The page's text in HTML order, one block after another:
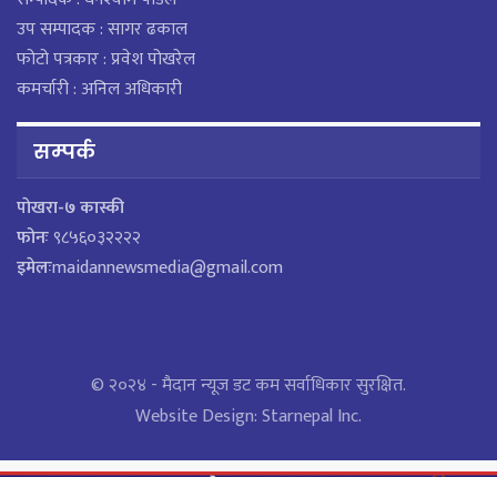
उप सम्पादक : सागर ढकाल
फोटो पत्रकार : प्रवेश पोखरेल
कमर्चारी : अनिल अधिकारी
सम्पर्क
पाेखरा-७ कास्की
फोनः९८५६०३२२२२
इमेलःmaidannewsmedia@gmail.com
© २०२४ - मैदान न्यूज डट कम सर्वाधिकार सुरक्षित.
Website Design:Starnepal Inc.